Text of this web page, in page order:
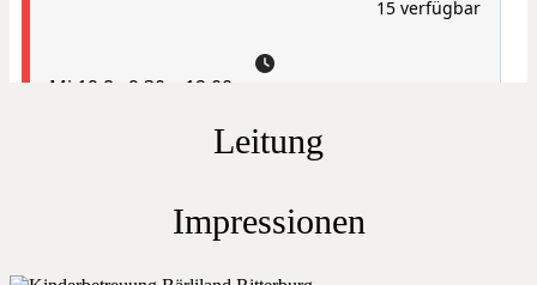
Leitung
Impressionen